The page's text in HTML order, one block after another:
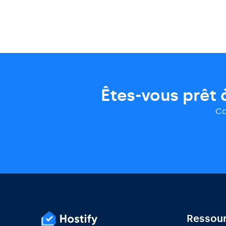
Êtes-vous prêt